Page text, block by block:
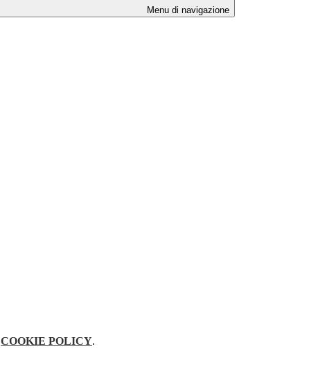
Menu di navigazione
COOKIE POLICY.